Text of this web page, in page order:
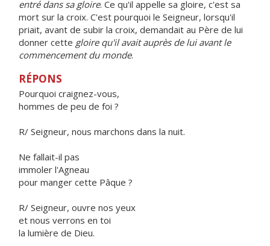
entré dans sa gloire. Ce qu'il appelle sa gloire, c'est sa
mort sur la croix. C'est pourquoi le Seigneur, lorsqu'il
priait, avant de subir la croix, demandait au Père de lui
donner cette gloire qu'il avait auprès de lui avant le
commencement du monde.
RÉPONS
Pourquoi craignez-vous,
hommes de peu de foi ?
R/ Seigneur, nous marchons dans la nuit.
Ne fallait-il pas
immoler l'Agneau
pour manger cette Pâque ?
R/ Seigneur, ouvre nos yeux
et nous verrons en toi
la lumière de Dieu.